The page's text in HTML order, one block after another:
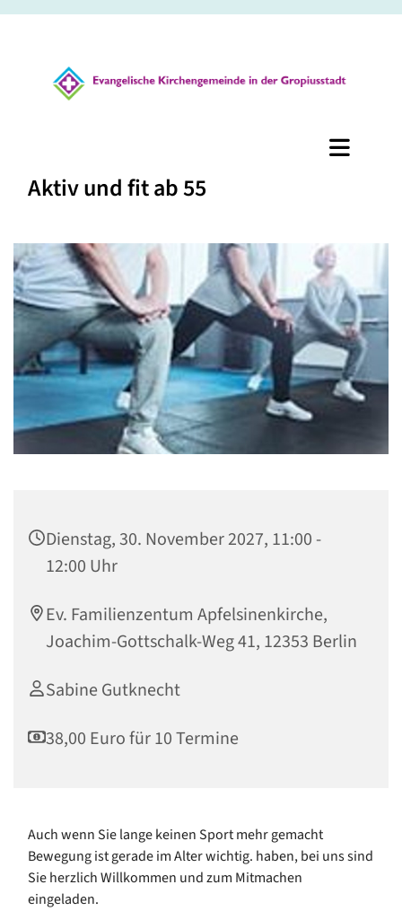
Aktiv und fit ab 55
Dienstag, 30. November 2027, 11:00 -
12:00 Uhr
Ev. Familienzentum Apfelsinenkirche,
Joachim-Gottschalk-Weg 41, 12353 Berlin
Sabine Gutknecht
38,00 Euro für 10 Termine
Auch wenn Sie lange keinen Sport mehr gemacht
Bewegung ist gerade im Alter wichtig. haben, bei uns sind
Sie herzlich Willkommen und zum Mitmachen
eingeladen.